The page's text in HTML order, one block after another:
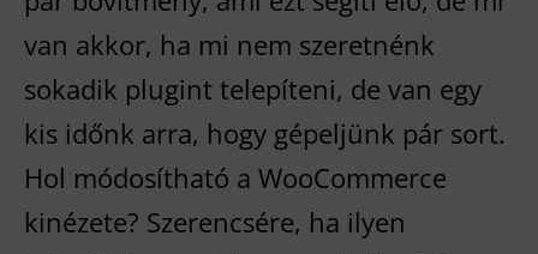
van akkor, ha mi nem szeretnénk
sokadik plugint telepíteni, de van egy
kis időnk arra, hogy gépeljünk pár sort.
Hol módosítható a WooCommerce
kinézete? Szerencsére, ha ilyen